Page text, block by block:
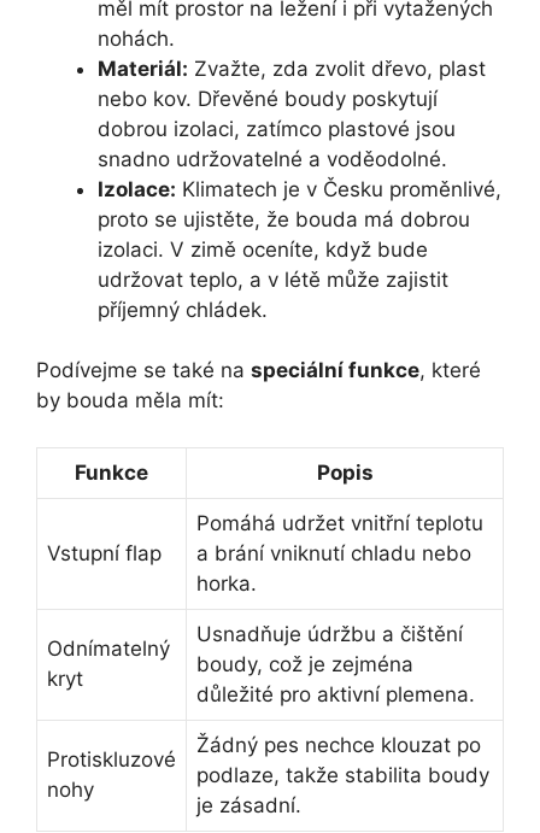
měl mít prostor na ležení i při vytažených
nohách.
Materiál: Zvažte, zda zvolit dřevo, plast
nebo kov. Dřevěné boudy poskytují
dobrou izolaci, zatímco plastové jsou
snadno udržovatelné a voděodolné.
Izolace: Klimatech je v Česku proměnlivé,
proto se ujistěte, že bouda má dobrou
izolaci. V zimě oceníte, když bude
udržovat teplo, a v létě může zajistit
příjemný chládek.
Podívejme se také na speciální funkce, které
by bouda měla mít:
Funkce Popis
Vstupní flap
Pomáhá udržet vnitřní teplotu
a brání vniknutí chladu nebo
horka.
Odnímatelný
kryt
Usnadňuje údržbu a čištění
boudy, což je zejména
důležité pro aktivní plemena.
Protiskluzové
nohy
Žádný pes nechce klouzat po
podlaze, takže stabilita boudy
je zásadní.